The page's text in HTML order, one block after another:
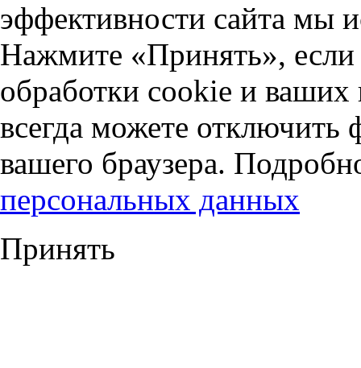
эффективности сайта мы
Нажмите «Принять», если
обработки cookie и
всегда можете отключить
вашего браузера.
персональных данных
Принять